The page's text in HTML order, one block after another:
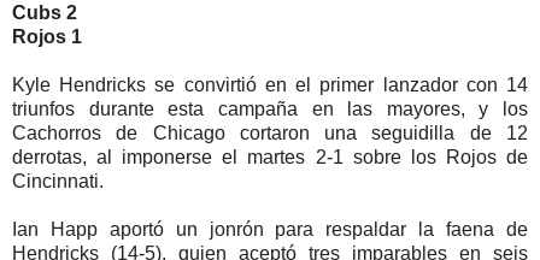
Cubs 2
Rojos 1
Kyle Hendricks se convirtió en el primer lanzador con 14
triunfos durante esta campaña en las mayores, y los
Cachorros de Chicago cortaron una seguidilla de 12
derrotas, al imponerse el martes 2-1 sobre los Rojos de
Cincinnati.
Ian Happ aportó un jonrón para respaldar la faena de
Hendricks (14-5), quien aceptó tres imparables en seis